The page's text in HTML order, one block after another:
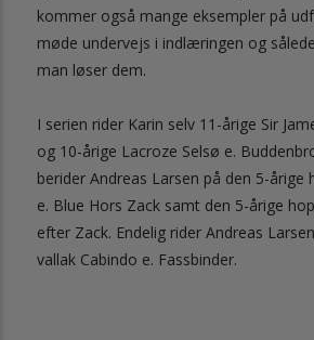
kommer også mange eksempler på
møde undervejs i indlæringen og
man løser dem.
I serien rider Karin selv 11-årige Sir
og 10-årige Lacroze Selsø e.
berider Andreas Larsen på den 5-årige
e. Blue Hors Zack samt den 5-årige
efter Zack. Endelig rider Andreas
vallak Cabindo e. Fassbinder.